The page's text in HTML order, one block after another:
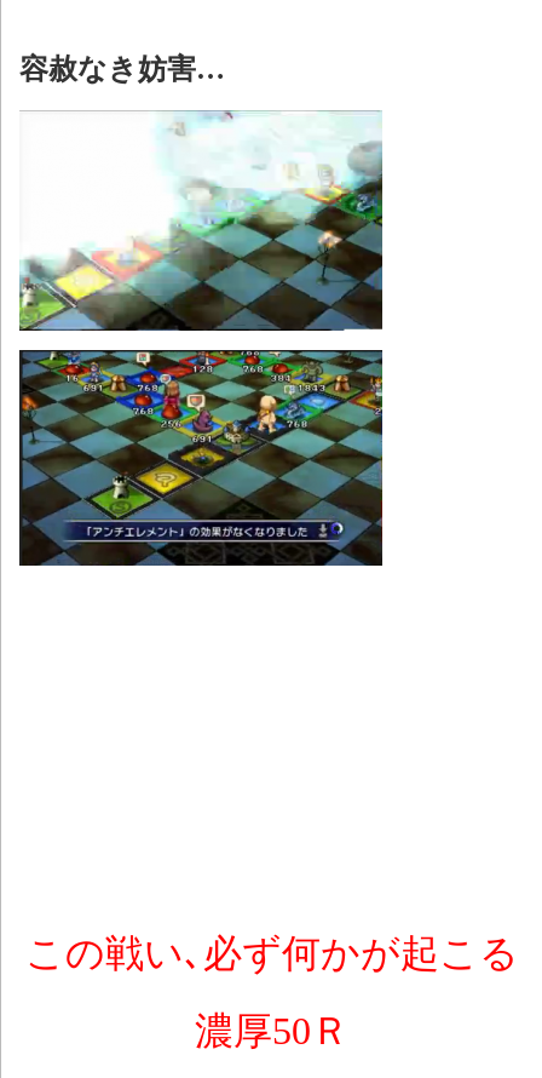
容赦なき妨害…
この戦い､必ず何かが起こる
濃厚50Ｒ